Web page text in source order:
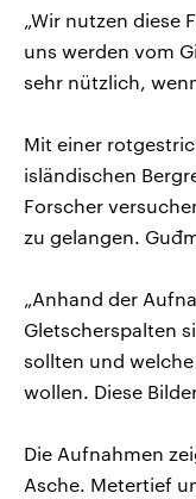
„Wir nutzen diese
uns werden vom
sehr nützlich,
Mit einer
isländischen
Forscher
zu gelangen.
„Anhand der
Gletscherspalten
sollten und
wollen. Diese
Die Aufnahmen
Asche. Metertief